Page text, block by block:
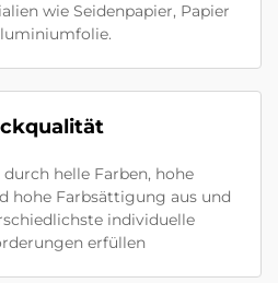
wie Seidenpapier, Papier
helle Farben, hohe
hohe Farbsättigung aus und
individuelle
erfüllen